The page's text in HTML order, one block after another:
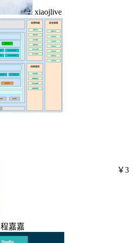
xiaojlive
程嘉嘉
￥3